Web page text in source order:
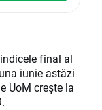
final al
iunie astăzi
UoM crește la